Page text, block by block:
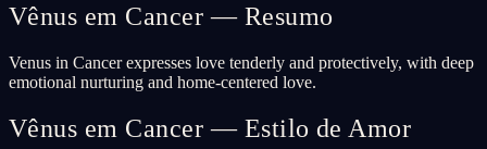
Vênus em Cancer — Resumo
Venus in Cancer expresses love tenderly and protectively, with deep
emotional nurturing and home-centered love.
Vênus em Cancer — Estilo de Amor